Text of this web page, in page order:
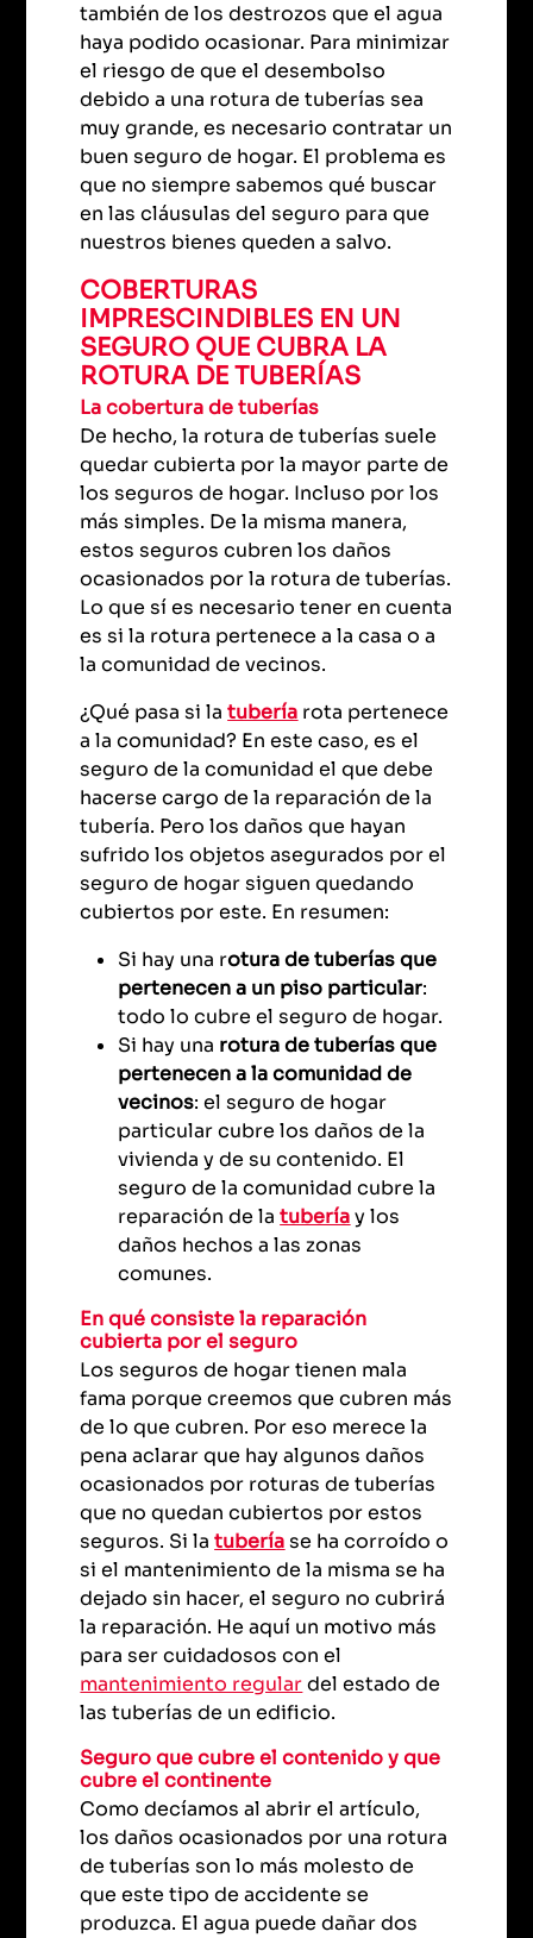
también de los destrozos que el agua
haya podido ocasionar. Para minimizar
el riesgo de que el desembolso
debido a una rotura de tuberías sea
muy grande, es necesario contratar un
buen seguro de hogar. El problema es
que no siempre sabemos qué buscar
en las cláusulas del seguro para que
nuestros bienes queden a salvo.
COBERTURAS
IMPRESCINDIBLES EN UN
SEGURO QUE CUBRA LA
ROTURA DE TUBERÍAS
La cobertura de tuberías
De hecho, la rotura de tuberías suele
quedar cubierta por la mayor parte de
los seguros de hogar. Incluso por los
más simples. De la misma manera,
estos seguros cubren los daños
ocasionados por la rotura de tuberías.
Lo que sí es necesario tener en cuenta
es si la rotura pertenece a la casa o a
la comunidad de vecinos.
¿Qué pasa si latubería rota pertenece
a la comunidad? En este caso, es el
seguro de la comunidad el que debe
hacerse cargo de la reparación de la
tubería. Pero los daños que hayan
sufrido los objetos asegurados por el
seguro de hogar siguen quedando
cubiertos por este. En resumen:
Si hay una rotura de tuberías que
pertenecen a un piso particular:
todo lo cubre el seguro de hogar.
Si hay una rotura de tuberías que
pertenecen a la comunidad de
vecinos: el seguro de hogar
particular cubre los daños de la
vivienda y de su contenido. El
seguro de la comunidad cubre la
reparación de latuberíay los
daños hechos a las zonas
comunes.
En qué consiste la reparación
cubierta por el seguro
Los seguros de hogar tienen mala
fama porque creemos que cubren más
de lo que cubren. Por eso merece la
pena aclarar que hay algunos daños
ocasionados por roturas de tuberías
que no quedan cubiertos por estos
seguros. Si latuberíase ha corroído o
si el mantenimiento de la misma se ha
dejado sin hacer, el seguro no cubrirá
la reparación. He aquí un motivo más
para ser cuidadosos con el
mantenimiento regulardel estado de
las tuberías de un edificio.
Seguro que cubre el contenido y que
cubre el continente
Como decíamos al abrir el artículo,
los daños ocasionados por una rotura
de tuberías son lo más molesto de
que este tipo de accidente se
produzca. El agua puede dañar dos